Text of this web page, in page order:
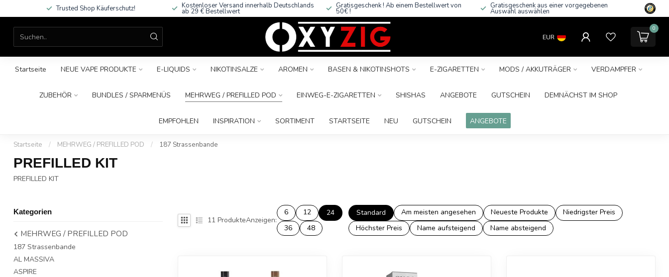
Trusted Shop Käuferschutz! Kostenloser Versand innerhalb Deutschlands
ab 29 € Bestellwert
Gratisgeschenk ! Ab einem Bestellwert von
50€ !
Gratisgeschenk aus einer vorgegebenen
Auswahl auswählen
EUR
0
Startseite NEUE VAPE PRODUKTE E-LIQUIDS NIKOTINSALZE AROMEN BASEN & NIKOTINSHOTS E-ZIGARETTEN MODS / AKKUTRÄGER VERDAMPFER
ZUBEHÖR BUNDLES / SPARMENÜS MEHRWEG / PREFILLED POD EINWEG-E-ZIGARETTEN SHISHAS ANGEBOTE GUTSCHEIN DEMNÄCHST IM SHOP
EMPFOHLEN INSPIRATION SORTIMENT STARTSEITE NEU GUTSCHEIN ANGEBOTE
Startseite / MEHRWEG / PREFILLED POD / 187 Strassenbande
PREFILLED KIT
PREFILLED KIT
Kategorien
MEHRWEG / PREFILLED POD
187 Strassenbande
AL MASSIVA
ASPIRE
11 ProdukteAnzeigen:
6 12
24
36
48
Standard Am meisten angesehen Neueste Produkte
Niedrigster Preis
Höchster Preis
Name aufsteigend Name absteigend